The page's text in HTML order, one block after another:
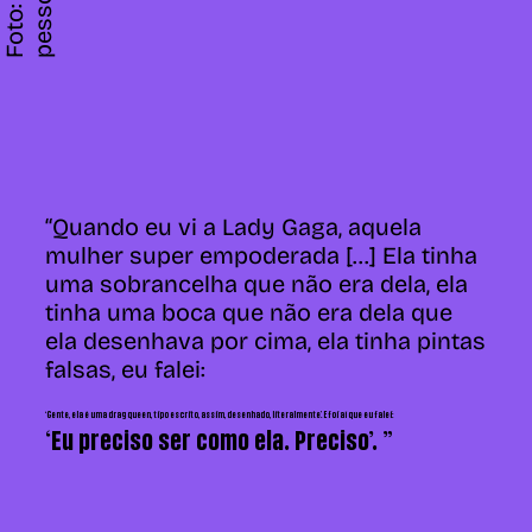
“Quando eu vi a Lady Gaga, aquela
mulher super empoderada [...] Ela tinha
uma sobrancelha que não era dela, ela
tinha uma boca que não era dela que
ela desenhava por cima, ela tinha pintas
falsas, eu falei:
‘Gente, ela é uma drag queen, tipo escrito, assim, desenhado, literalmente’. E foi aí que eu falei:
‘Eu preciso ser como ela. Preciso’. ”